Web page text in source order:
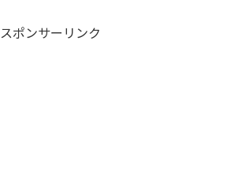
スポンサーリンク